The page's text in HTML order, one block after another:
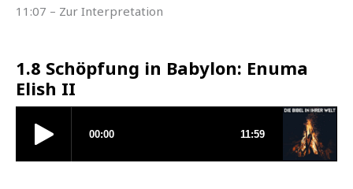
11:07 – Zur Interpretation
1.8 Schöpfung in Babylon: Enuma
Elish II